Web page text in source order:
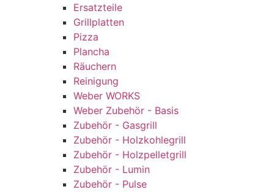
Ersatzteile
Grillplatten
Pizza
Plancha
Räuchern
Reinigung
Weber WORKS
Weber Zubehör - Basis
Zubehör - Gasgrill
Zubehör - Holzkohlegrill
Zubehör - Holzpelletgrill
Zubehör - Lumin
Zubehör - Pulse